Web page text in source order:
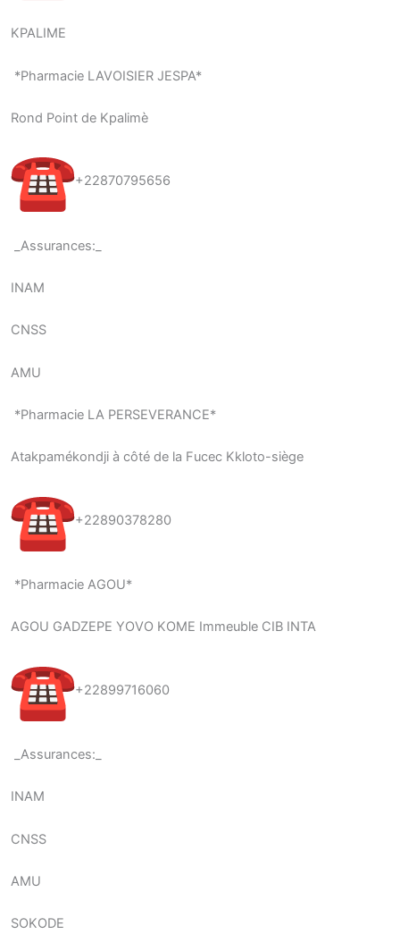
KPALIME
*Pharmacie LAVOISIER JESPA*
Rond Point de Kpalimè
+22870795656
_Assurances:_
INAM
CNSS
AMU
*Pharmacie LA PERSEVERANCE*
Atakpamékondji à côté de la Fucec Kkloto-siège
+22890378280
*Pharmacie AGOU*
AGOU GADZEPE YOVO KOME Immeuble CIB INTA
+22899716060
_Assurances:_
INAM
CNSS
AMU
SOKODE